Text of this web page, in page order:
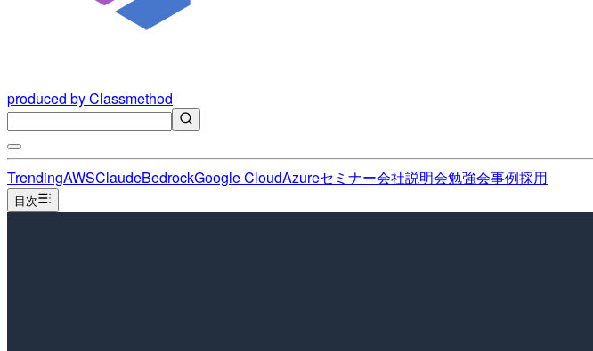
produced by Classmethod
TrendingAWSClaudeBedrockGoogle CloudAzureセミナー会社説明会勉強会事例採用
目次